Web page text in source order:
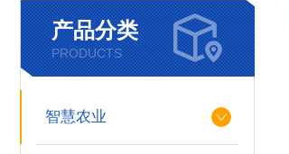
产品分类
PRODUCTS
智慧农业